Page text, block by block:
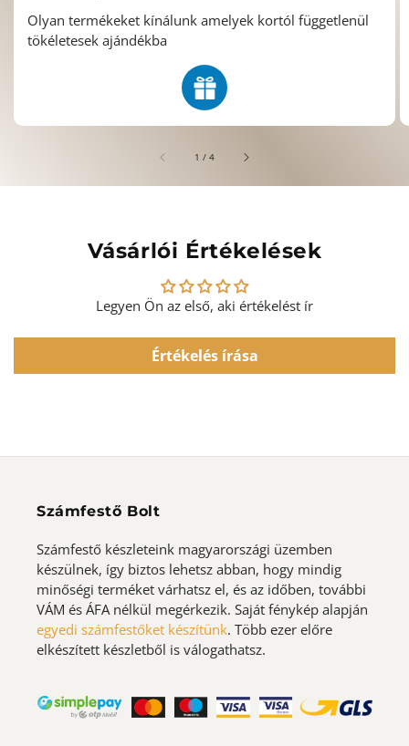
Olyan termékeket kínálunk amelyek kortól függetlenül
tökéletesek ajándékba
1 / /4
Vásárlói Értékelések
Legyen Ön az első, aki értékelést ír
Értékelés írása
Számfestő Bolt
Számfestő készleteink magyarországi üzemben
készülnek, így biztos lehetsz abban, hogy mindig
minőségi terméket várhatsz el, és az időben, további
VÁM és ÁFA nélkül megérkezik. Saját fénykép alapján
egyedi számfestőket készítünk. Több ezer előre
elkészített készletből is válogathatsz.